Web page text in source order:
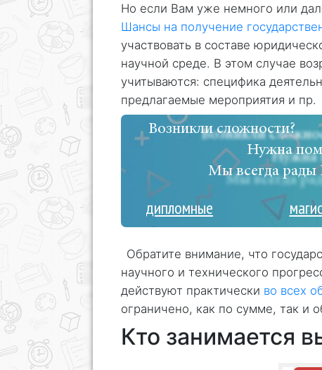
Но если Вам уже немного или
Шансы на получение
участвовать в составе
научной среде. В этом случае
учитываются: специфика
предлагаемые мероприятия и пр.
Возникли сложности?
Нужна
Мы всегда рады
дипломные
Обратите внимание, что
научного и технического
действуют практически во всех
ограничено, как по сумме, так и
Кто занимается